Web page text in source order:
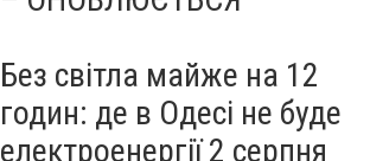
Без світла майже на 12
годин: де в Одесі не буде
електроенергії 2 серпня